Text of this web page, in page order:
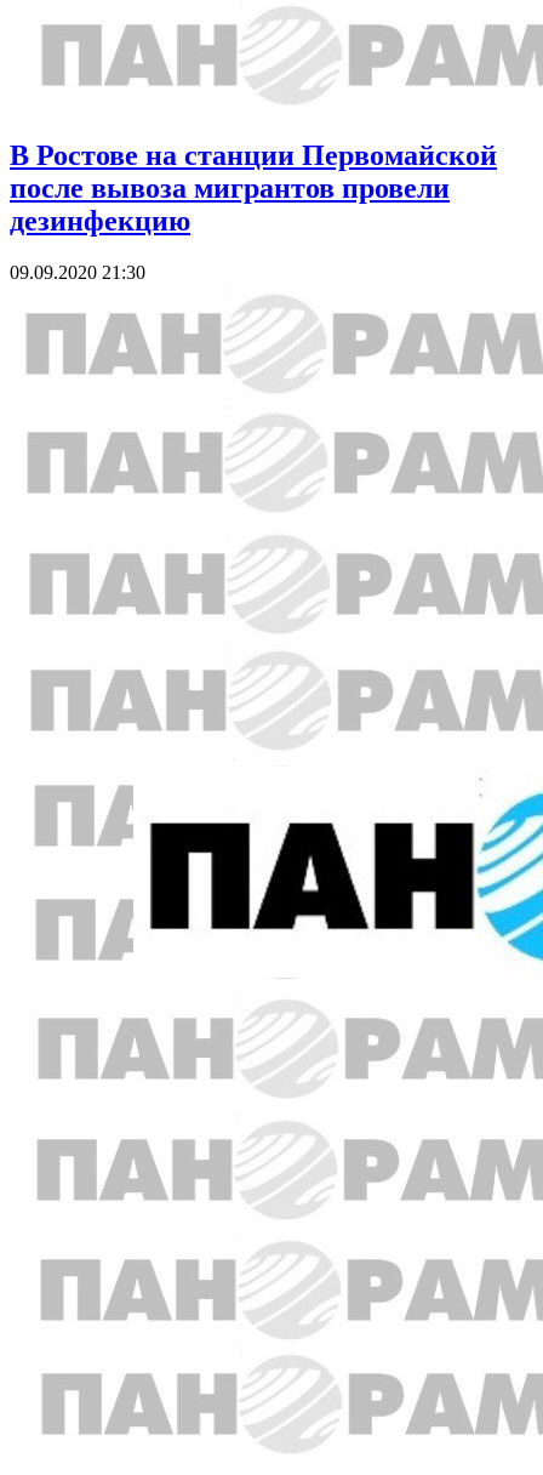
В Ростове на станции Первомайской
после вывоза мигрантов провели
дезинфекцию
09.09.2020 21:30